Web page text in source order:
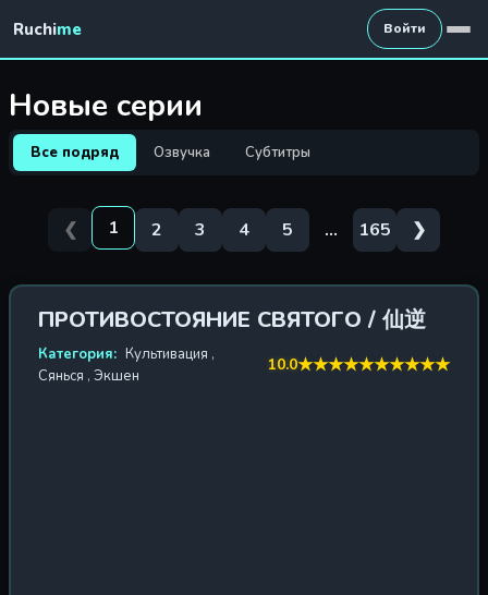
Ruchime Войти
Новые серии
Все подряд Озвучка Субтитры
❮ 1 2 3 4 5 ... 165 ❯
ПРОТИВОСТОЯНИЕ СВЯТОГО / 仙逆
Категория: Культивация ,
Сянься , Экшен
10.0★★★★★★★★★★